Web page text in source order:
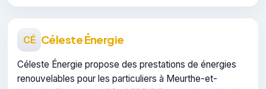
CÉ Céleste Énergie
Céleste Énergie propose des prestations de énergies
renouvelables pour les particuliers à Meurthe-et-